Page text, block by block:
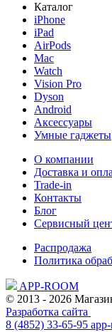
Каталог
iPhone
iPad
AirPods
Mac
Watch
Vision Pro
Dyson
Android
Аксессуары
Умные гаджеты
О компании
Доставка и
Trade-in
Контакты
Блог
Сервисный
Распродажа
Политика
APP-ROOM
© 2013 - 2026
Разработка сайта
8 (4852) 33-65-95